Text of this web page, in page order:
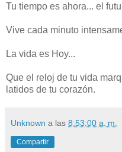
Tu tiempo es ahora... el
Vive cada minuto
La vida es Hoy...
Que el reloj de tu vida
latidos de tu corazón.
Unknown a las 8:53:00 a. m.
Compartir